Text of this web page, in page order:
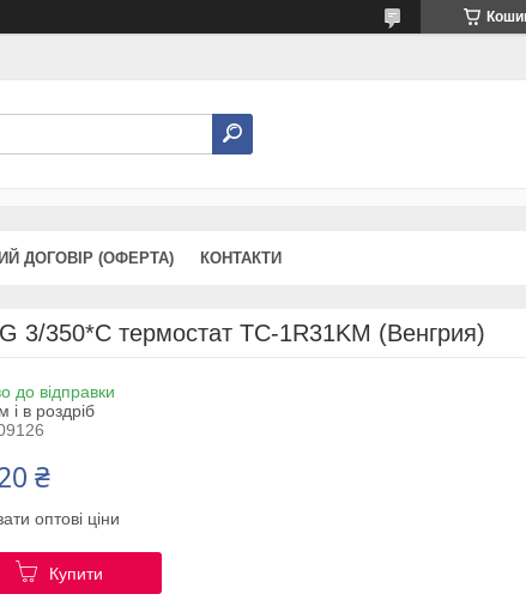
ДОГОВІР (ОФЕРТА) КОНТАКТИ
3/350*C термостат TC-1R31KM (Венгрия)
до відправки
і в роздріб
₴
оптові ціни
Купити